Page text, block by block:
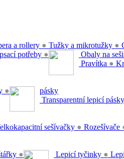
a rollery ● Tužky a mikrotužky ●
potřeby ●
Obaly na
Pravítka ●
●
pásky
Transparentní lepicí pásky
sešívačky ● Rozešívače
● Lepicí tyčinky ●